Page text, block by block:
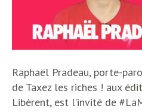
Raphaël Pradeau, porte-
de Taxez les riches ! aux
Libèrent, est l’invité de